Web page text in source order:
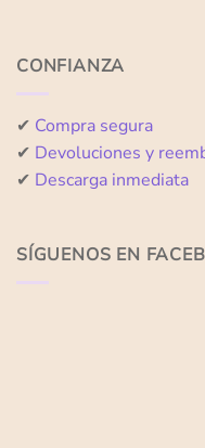
CONFIANZA
✔ Compra segura
✔ Devoluciones y
✔ Descarga inmediata
SÍGUENOS EN